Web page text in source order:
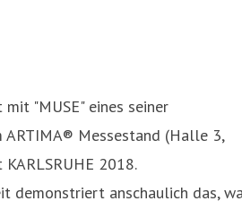
"MUSE" eines seiner
ARTIMA® Messestand (Halle 3,
2018.
demonstriert anschaulich das,